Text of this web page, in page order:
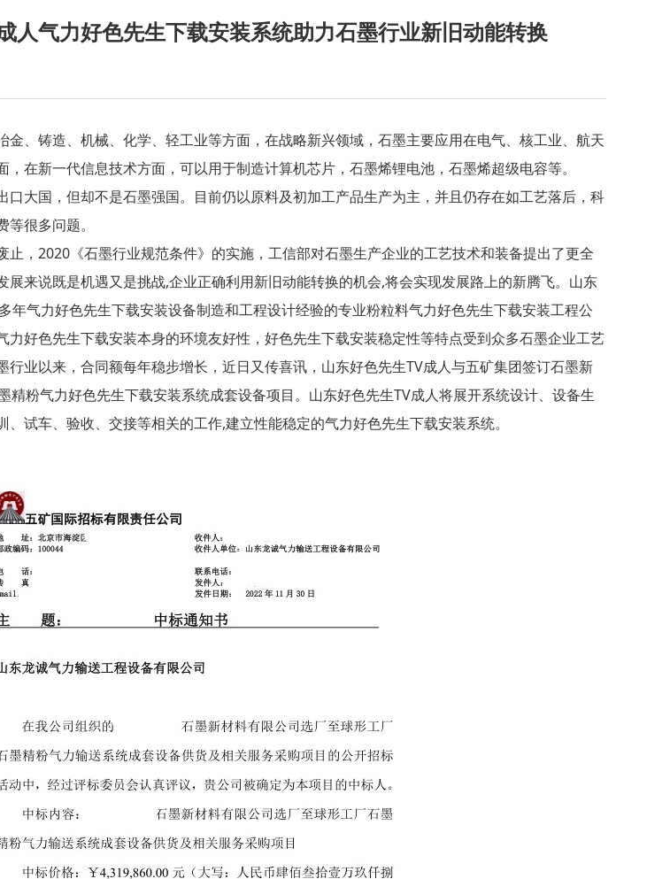
人气力好色先生下载安装系统助力石墨行业新旧动能转换
、铸造、机械、化学、轻工业等方面，在战略新兴领域，石墨主要应用在电气、核工业、航天
在新一代信息技术方面，可以用于制造计算机芯片，石墨烯锂电池，石墨烯超级电容等。
大国，但却不是石墨强国。目前仍以原料及初加工产品生产为主，并且仍存在如工艺落后，科
很多问题。
， 2020 《石墨行业规范条件》的实施，工信部对石墨生产企业的工艺技术和装备提出了更全
展来说既是机遇又是挑战,企业正确利用新旧动能转换的机会,将会实现发展路上的新腾飞。山东
年气力好色先生下载安装设备制造和工程设计经验的专业粉粒料气力好色先生下载安装工程公
力好色先生下载安装本身的环境友好性，好色先生下载安装稳定性等特点受到众多石墨企业工艺
行业以来，合同额每年稳步增长，近日又传喜讯，山东好色先生TV成人与五矿集团签订石墨新
精粉气力好色先生下载安装系统成套设备项目。山东好色先生TV成人将展开系统设计、设备生
、试车、验收、交接等相关的工作,建立性能稳定的气力好色先生下载安装系统。